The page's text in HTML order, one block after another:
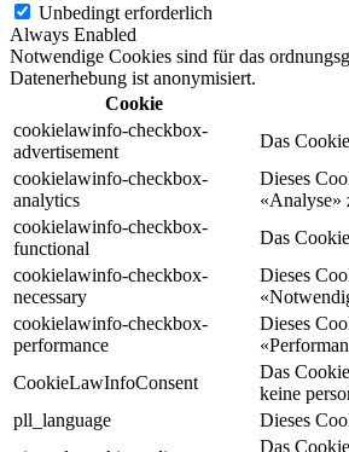
Unbedingt erforderlich
Always Enabled
Notwendige Cookies sind für das
Datenerhebung ist anonymisiert.
Cookie
cookielawinfo-checkbox-
advertisement
Das
cookielawinfo-checkbox-
analytics
Dieses
«Analyse»
cookielawinfo-checkbox-
functional
Das
cookielawinfo-checkbox-
necessary
Dieses
cookielawinfo-checkbox-
performance
Dieses
CookieLawInfoConsent
Das
keine
pll_language
Dieses
Das